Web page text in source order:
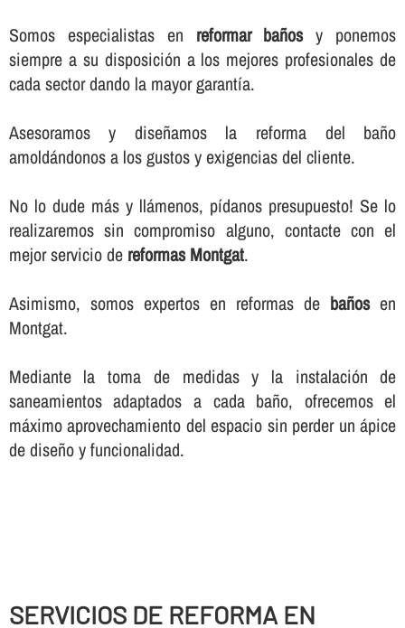
Somos especialistas en reformar bañosy ponemos
siempre a su disposición a los mejores profesionales de
cada sector dando la mayor garantí­a.
Asesoramos y diseñamos la reforma del baño
amoldándonos a los gustos y exigencias del cliente.
No lo dude más y llámenos, pí­danos presupuesto! Se lo
realizaremos sin compromiso alguno, contacte con el
mejor servicio de reformas Montgat.
Asimismo, somos expertos en reformas de bañosen
Montgat.
Mediante la toma de medidas y la instalación de
saneamientos adaptados a cada baño, ofrecemos el
máximo aprovechamiento del espacio sin perder un ápice
de diseño y funcionalidad.
SERVICIOS DE REFORMA EN